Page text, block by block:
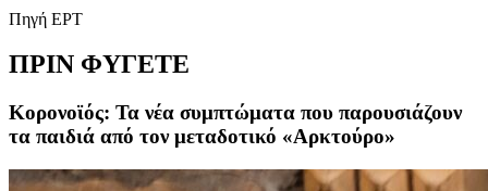
Πηγή ΕΡΤ
ΠΡΙΝ ΦΥΓΕΤΕ
Κορονοϊός: Τα νέα συμπτώματα που παρουσιάζουν
τα παιδιά από τον μεταδοτικό «Αρκτούρο»